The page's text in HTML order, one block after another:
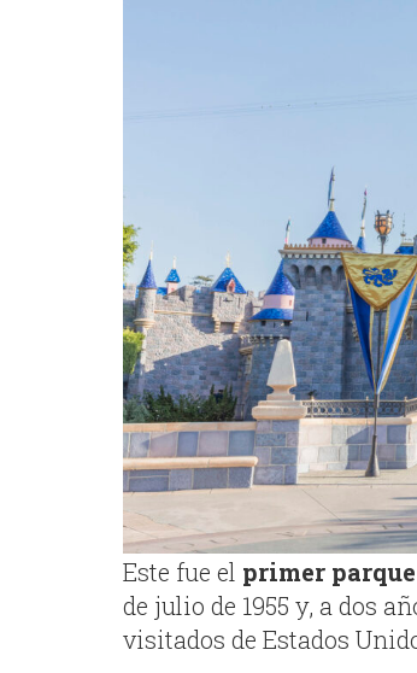
Este fue el primer
de julio de 1955 y, a dos
visitados de Estados